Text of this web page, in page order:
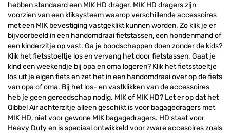
hebben standaard een MIK HD drager. MIK HD dragers zijn
voorzien van een kliksysteem waarop verschillende accessoires
met een MIK bevestiging vastgeklikt kunnen worden. Zo klik je er
bijvoorbeeld in een handomdraai fietstassen, een hondenmand of
een kinderzitje op vast. Ga je boodschappen doen zonder de kids?
Klik het fietsstoeltje los en vervang het door fietstassen. Gaat je
kind een weekendje bij opa en oma logeren? Klik het fietsstoeltje
los uit je eigen fiets en zet het in een handomdraai over op de fiets
van opa of oma. Bij het los- en vastklikken van de accessoires
heb je geen gereedschap nodig. MIK of MIK HD? Let er op dat het
Qibbel Air achterzitje alleen geschikt is voor bagagedragers met
MIK HD, niet voor gewone MIK bagagedragers. HD staat voor
Heavy Duty en is speciaal ontwikkeld voor zware accesoires zoals